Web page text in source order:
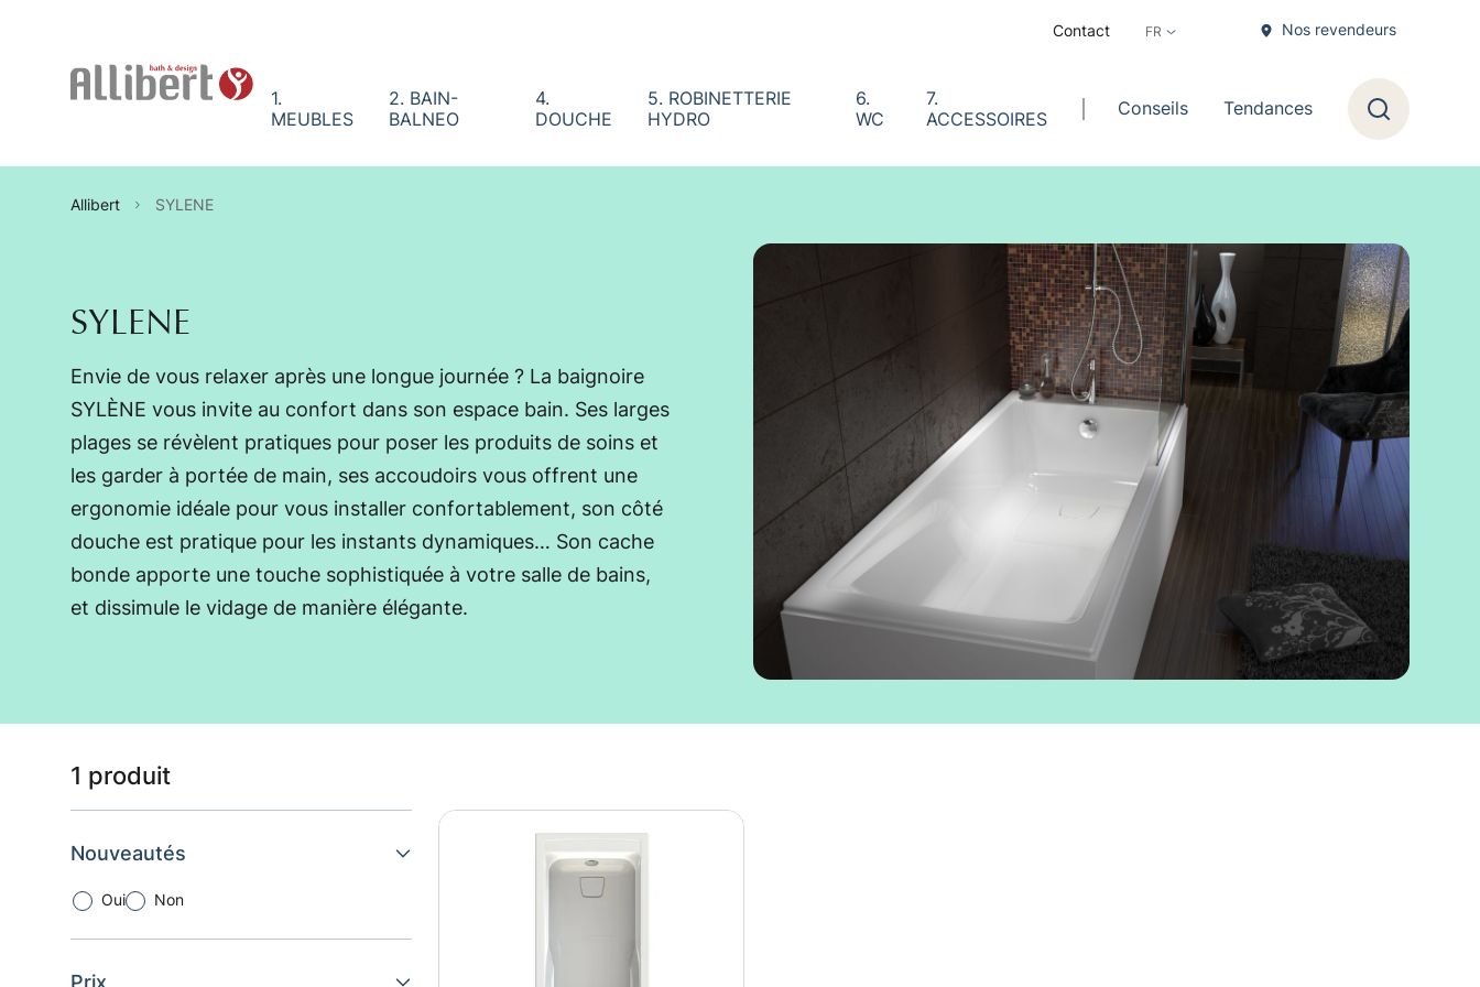
Contact
Nos revendeurs
1.
MEUBLES
2. BAIN-
BALNEO
4.
DOUCHE
5. ROBINETTERIE
HYDRO
6.
WC
7.
ACCESSOIRES
Conseils Tendances
Recherche
Allibert SYLENE
SYLENE
Envie de vous relaxer après une longue journée ? La baignoire
SYLÈNE vous invite au confort dans son espace bain. Ses larges
plages se révèlent pratiques pour poser les produits de soins et
les garder à portée de main, ses accoudoirs vous offrent une
ergonomie idéale pour vous installer confortablement, son côté
douche est pratique pour les instants dynamiques… Son cache
bonde apporte une touche sophistiquée à votre salle de bains,
et dissimule le vidage de manière élégante.
Liste des produits
1 produit
Nouveautés
Oui Non